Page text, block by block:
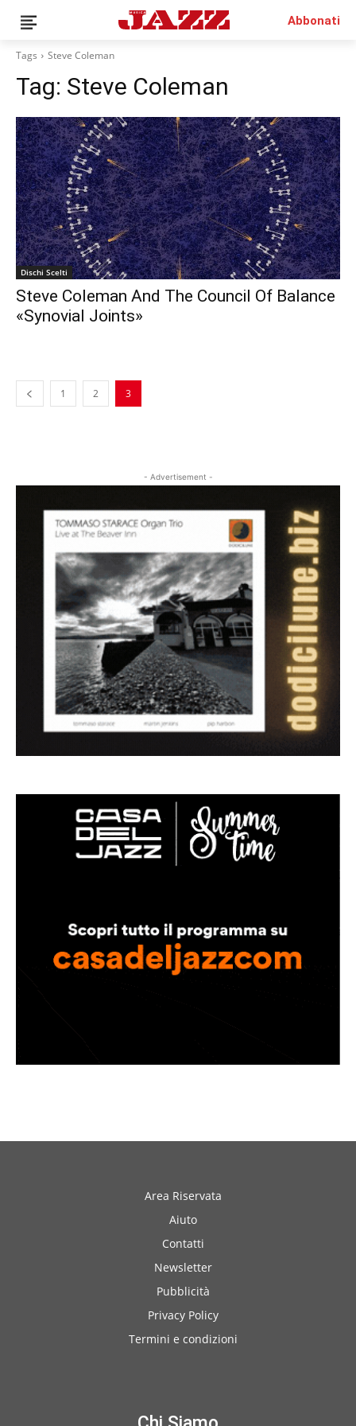
News
Interviste
Recensioni
Rubriche
Top Jazz
Radio
Negozio
Area riservata
Italiano
Musica Jazz di luglio 2026 è in
Abbonati
Tags Steve Coleman
Tag: Steve Coleman
Dischi Scelti
Steve Coleman And The Council Of Balance
«Synovial Joints»
1 2 3
- Advertisement -
Area Riservata
Aiuto
Contatti
Newsletter
Pubblicità
Privacy Policy
Termini e condizioni